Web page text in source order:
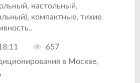
настольный,
компактные, тихие.
657
в Москве,